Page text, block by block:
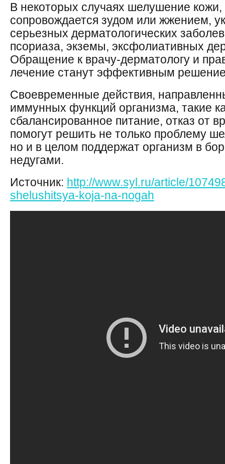
В некоторых случаях шелушение
сопровождается зудом или жжением,
серьезных дерматологических
псориаза, экземы, эксфолиативных
Обращение к врачу-дерматологу и
лечение станут эффективным
Своевременные действия,
иммунных функций организма, такие
сбалансированное питание, отказ от
помогут решить не только проблему
но и в целом поддержат организм в
недугами.
Источник: http://www.syl.ru/article/
shelushitsya-koja-na-nogah